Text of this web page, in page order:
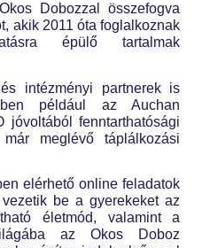
Dobozzal összefogva
akik 2011 óta foglalkoznak
épülő tartalmak
intézményi partnerek is
ben például az Auchan
jóvoltából fenntarthatósági
meglévő táplálkozási
elérhető online feladatok
be a gyerekeket az
életmód, valamint a
az Okos Doboz